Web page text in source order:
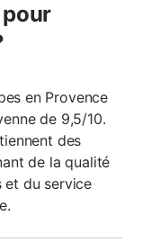
en Provence
de 9,5/10.
des
de la qualité
et du service